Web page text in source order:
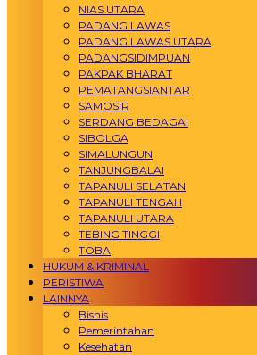
NIAS UTARA
PADANG LAWAS
PADANG LAWAS UTARA
PADANGSIDIMPUAN
PAKPAK BHARAT
PEMATANGSIANTAR
SAMOSIR
SERDANG BEDAGAI
SIBOLGA
SIMALUNGUN
TANJUNGBALAI
TAPANULI SELATAN
TAPANULI TENGAH
TAPANULI UTARA
TEBING TINGGI
TOBA
HUKUM & KRIMINAL
PERISTIWA
LAINNYA
Bisnis
Pemerintahan
Kesehatan